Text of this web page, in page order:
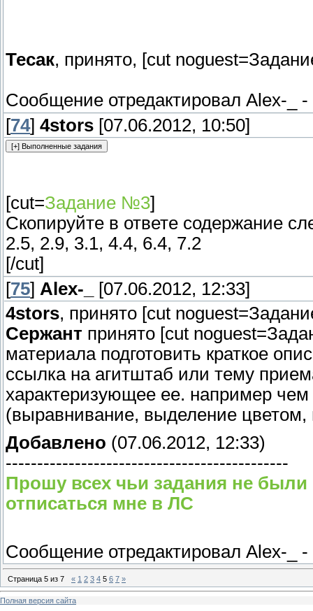
Тесак, принято, [cut
Сообщение отредактировал Alex-_
-
[74] 4stors [07.06.2012, 10:50]
[cut=Задание №3]
Скопируйте в ответе содержание
2.5, 2.9, 3.1, 4.4, 6.4, 7.2
[/cut]
[75] Alex-_
[07.06.2012, 12:33]
4stors, принято [cut
Сержант принято [cut
материала подготовить краткое
ссылка на агитштаб или тему
характеризующее ее. например
(выравнивание, выделение
Добавлено (07.06.2012, 12:33)
---------------------------------------------
Прошу всех чьи задания не
отписаться мне в ЛС
Сообщение отредактировал Alex-_ -
Страница 5 из 7 « 1 2 3 4 5 6 7 »
Полная версия сайта